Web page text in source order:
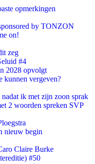
opmerkingen
by TONZON
on!
zeg
#4
2028 opvolgt
kunnen vergeven?
ik met zijn zoon sprak
2 woorden spreken SVP
nieuw begin
Claire Burke
#50